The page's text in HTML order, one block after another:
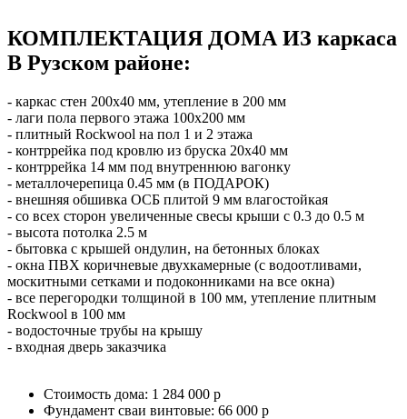
КОМПЛЕКТАЦИЯ ДОМА ИЗ каркаса
В Рузском районе:
- каркас стен 200х40 мм, утепление в 200 мм
- лаги пола первого этажа 100х200 мм
- плитный Rockwool на пол 1 и 2 этажа
- контррейка под кровлю из бруска 20х40 мм
- контррейка 14 мм под внутреннюю вагонку
- металлочерепица 0.45 мм (в ПОДАРОК)
- внешняя обшивка ОСБ плитой 9 мм влагостойкая
- со всех сторон увеличенные свесы крыши с 0.3 до 0.5 м
- высота потолка 2.5 м
- бытовка с крышей ондулин, на бетонных блоках
- окна ПВХ коричневые двухкамерные (с водоотливами,
москитными сетками и подоконниками на все окна)
- все перегородки толщиной в 100 мм, утепление плитным
Rockwool в 100 мм
- водосточные трубы на крышу
- входная дверь заказчика
Стоимость дома: 1 284 000 р
Фундамент сваи винтовые: 66 000 р